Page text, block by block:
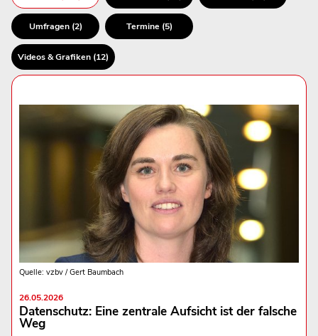
Umfragen (2) Termine (5)
Videos & Grafiken (12)
Quelle: vzbv / Gert Baumbach
26.05.2026
Datenschutz: Eine zentrale Aufsicht ist der falsche
Weg